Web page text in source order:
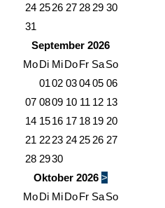
24 2526 27 28 29 30
31
September 2026
MoDi MiDoFr SaSo
0102 03 0405 06
07 0809 10 11 12 13
14 1516 17 18 19 20
21 2223 24 25 26 27
28 2930
Oktober 2026 >
MoDi MiDoFr SaSo